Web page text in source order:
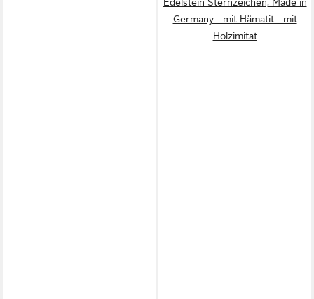
Germany - mit Hämatit - mit
Holzimitat